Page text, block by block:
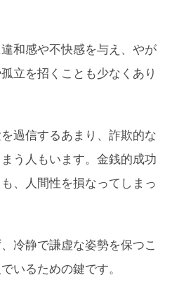
和感や不快感を与え、やが
立を招くことも少なくあり
過信するあまり、詐欺的な
う人もいます。金銭的成功
、人間性を損なってしまっ
冷静で謙虚な姿勢を保つこ
いるための鍵です。